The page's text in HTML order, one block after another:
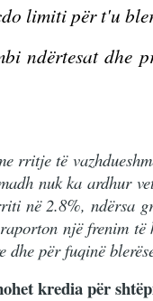
limiti për t'u
ndërtesat
rritje të
nuk ka ardhur
në 2.8%, ndërsa
një frenim
dhe për fuqinë
kredia për